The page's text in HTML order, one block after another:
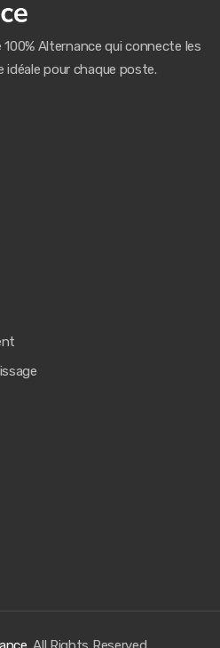
Alternance qui connecte les
idéale pour chaque poste.